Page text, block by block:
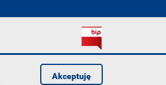
Akceptuję